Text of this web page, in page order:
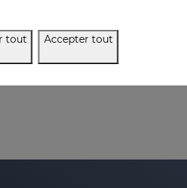
tout Accepter tout